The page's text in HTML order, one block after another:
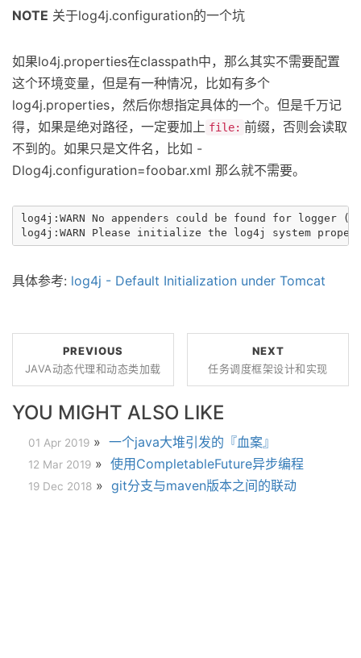
NOTE 关于log4j.configuration的一个坑
如果lo4j.properties在classpath中，那么其实不需要配置
这个环境变量，但是有一种情况，比如有多个
log4j.properties，然后你想指定具体的一个。但是千万记
得，如果是绝对路径，一定要加上 file: 前缀，否则会读取
不到的。如果只是文件名，比如 -
Dlog4j.configuration=foobar.xml 那么就不需要。
log4j:WARN No appenders could be found for logger
具体参考: log4j - Default Initialization under Tomcat
PREVIOUS
JAVA动态代理和动态类加载
NEXT
任务调度框架设计和实现
YOU MIGHT ALSO LIKE
01 Apr 2019 » 一个java大堆引发的『血案』
12 Mar 2019 » 使用CompletableFuture异步编程
19 Dec 2018 » git分支与maven版本之间的联动